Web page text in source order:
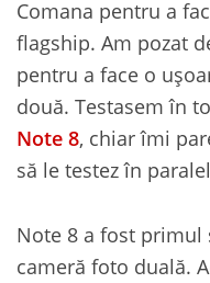
Comana pentru a
flagship. Am pozat
pentru a face o
două. Testasem în
Note 8, chiar îmi
să le testez în
Note 8 a fost primul
cameră foto duală.